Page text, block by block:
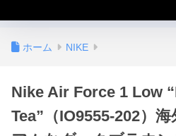
ホーム NIKE
Nike Air Force 1 Low
Tea”（IO9555-202）